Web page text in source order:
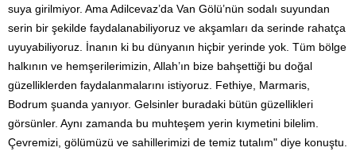
suya girilmiyor. Ama Adilcevaz’da Van Gölü’nün sodalı suyundan
serin bir şekilde faydalanabiliyoruz ve akşamları da serinde rahatça
uyuyabiliyoruz. İnanın ki bu dünyanın hiçbir yerinde yok. Tüm bölge
halkının ve hemşerilerimizin, Allah’ın bize bahşettiği bu doğal
güzelliklerden faydalanmalarını istiyoruz. Fethiye, Marmaris,
Bodrum şuanda yanıyor. Gelsinler buradaki bütün güzellikleri
görsünler. Aynı zamanda bu muhteşem yerin kıymetini bilelim.
Çevremizi, gölümüzü ve sahillerimizi de temiz tutalım" diye konuştu.